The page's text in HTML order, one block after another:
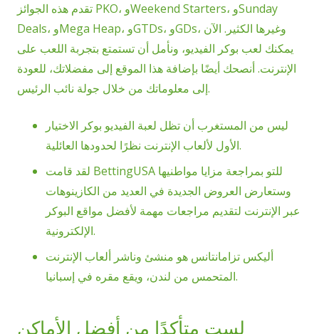
تقدم هذه الجوائز PKO، وWeekend Starters، وSunday
Deals، وMega Heap، وGTDs، وGDs، وغيرها الكثير. الآن
يمكنك لعب بوكر الفيديو، ونأمل أن تستمتع بتجربة اللعب على
الإنترنت. أنصحك أيضًا بإضافة هذا الموقع إلى مفضلاتك، للعودة
إلى معلوماتك من خلال جولة نائب الرئيس.
ليس من المستغرب أن تظل لعبة الفيديو بوكر الاختيار
الأول لألعاب الإنترنت نظرًا لحدودها العائلية.
لقد قامت BettingUSA للتو بمراجعة مزايا مواطنيها
وستعارض العروض الجديدة في العديد من الكازينوهات
عبر الإنترنت لتقديم مراجعات مهمة لأفضل مواقع البوكر
الإلكترونية.
أليكس تزامانتانس هو منشئ وناشر ألعاب الإنترنت
المتحمس من لندن، ويقع مقره في إسبانيا.
لست متأكدًا من أفضل الأماكن